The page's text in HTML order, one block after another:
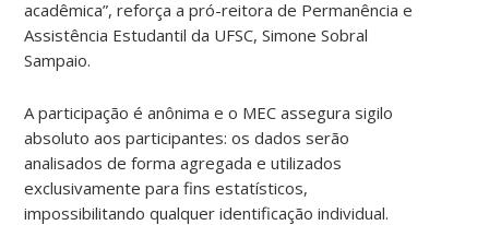
acadêmica”, reforça a pró-reitora de Permanência e
Assistência Estudantil da UFSC, Simone Sobral
Sampaio.
A participação é anônima e o MEC assegura sigilo
absoluto aos participantes: os dados serão
analisados de forma agregada e utilizados
exclusivamente para fins estatísticos,
impossibilitando qualquer identificação individual.